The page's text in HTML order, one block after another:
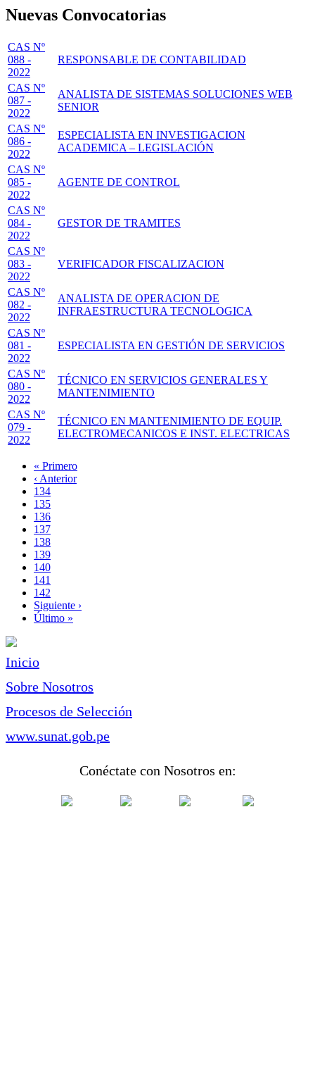
Nuevas Convocatorias
CAS Nº
088 -
2022
RESPONSABLE DE CONTABILIDAD
CAS Nº
087 -
2022
ANALISTA DE SISTEMAS SOLUCIONES WEB
SENIOR
CAS Nº
086 -
2022
ESPECIALISTA EN INVESTIGACION
ACADEMICA – LEGISLACIÓN
CAS Nº
085 -
2022
AGENTE DE CONTROL
CAS Nº
084 -
2022
GESTOR DE TRAMITES
CAS Nº
083 -
2022
VERIFICADOR FISCALIZACION
CAS Nº
082 -
2022
ANALISTA DE OPERACION DE
INFRAESTRUCTURA TECNOLOGICA
CAS Nº
081 -
2022
ESPECIALISTA EN GESTIÓN DE SERVICIOS
CAS Nº
080 -
2022
TÉCNICO EN SERVICIOS GENERALES Y
MANTENIMIENTO
CAS Nº
079 -
2022
TÉCNICO EN MANTENIMIENTO DE EQUIP.
ELECTROMECANICOS E INST. ELECTRICAS
Paginación
Primera
página
« Primero
Página
anterior
‹ Anterior
Page
134
Page
135
Page
136
Page
137
Página
actual
138
Page
139
Page
140
Page
141
Page
142
Siguiente
página
Siguiente ›
Última
Último »
Inicio
Sobre Nosotros
Procesos de Selección
www.sunat.gob.pe
Conéctate con Nosotros en: